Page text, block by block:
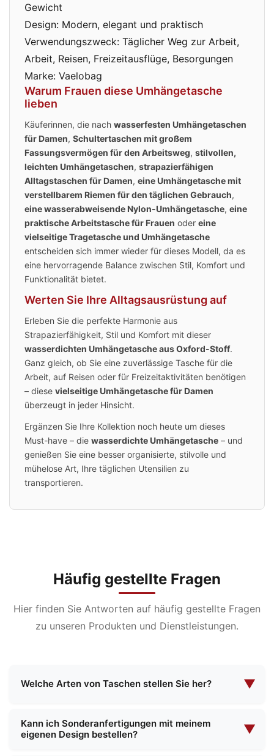
Gewicht
Design: Modern, elegant und praktisch
Verwendungszweck: Täglicher Weg zur Arbeit,
Arbeit, Reisen, Freizeitausflüge, Besorgungen
Marke: Vaelobag
Warum Frauen diese Umhängetasche
lieben
Käuferinnen, die nach wasserfesten Umhängetaschen
für Damen, Schultertaschen mit großem
Fassungsvermögen für den Arbeitsweg, stilvollen,
leichten Umhängetaschen, strapazierfähigen
Alltagstaschen für Damen, eine Umhängetasche mit
verstellbarem Riemen für den täglichen Gebrauch,
eine wasserabweisende Nylon-Umhängetasche, eine
praktische Arbeitstasche für Frauen oder eine
vielseitige Tragetasche und Umhängetasche
entscheiden sich immer wieder für dieses Modell, da es
eine hervorragende Balance zwischen Stil, Komfort und
Funktionalität bietet.
Werten Sie Ihre Alltagsausrüstung auf
Erleben Sie die perfekte Harmonie aus
Strapazierfähigkeit, Stil und Komfort mit dieser
wasserdichten Umhängetasche aus Oxford-Stoff.
Ganz gleich, ob Sie eine zuverlässige Tasche für die
Arbeit, auf Reisen oder für Freizeitaktivitäten benötigen
– diese vielseitige Umhängetasche für Damen
überzeugt in jeder Hinsicht.
Ergänzen Sie Ihre Kollektion noch heute um dieses
Must-have – die wasserdichte Umhängetasche – und
genießen Sie eine besser organisierte, stilvolle und
mühelose Art, Ihre täglichen Utensilien zu
transportieren.
Häufig gestellte Fragen
Hier finden Sie Antworten auf häufig gestellte Fragen
zu unseren Produkten und Dienstleistungen.
Welche Arten von Taschen stellen Sie her? ▼
von Taschen spezialisiert, darunter
Kosmetiktaschen, Abendtaschen,
Kann ich Sonderanfertigungen mit meinem
eigenen Design bestellen?
▼